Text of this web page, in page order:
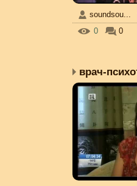
soundsou...
0
0